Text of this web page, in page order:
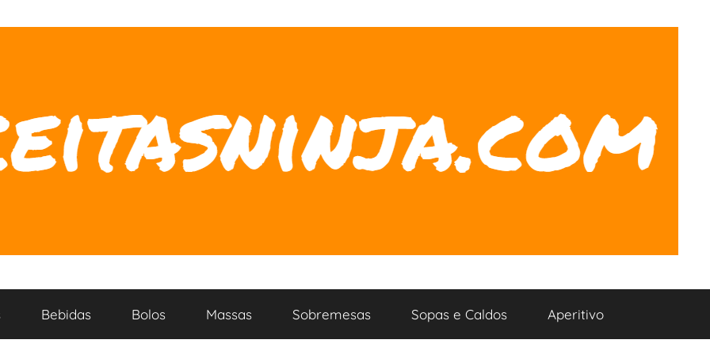
Bebidas Bolos Massas Sobremesas Sopas e Caldos Aperitivo